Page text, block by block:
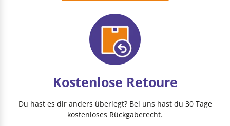
Kostenlose Retoure
Du hast es dir anders überlegt? Bei uns hast du 30 Tage
kostenloses Rückgaberecht.